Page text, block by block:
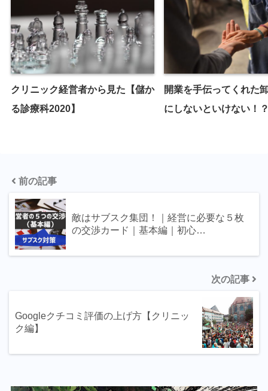
クリニック経営者から見た【儲か
る診療科2020】
開業を手伝ってくれた
にしないといけない！
前の記事
敵はサブスク集団！｜経営に必要な５枚
の交渉カード｜基本編｜初心…
次の記事
Googleクチコミ評価の上げ方【クリニッ
ク編】